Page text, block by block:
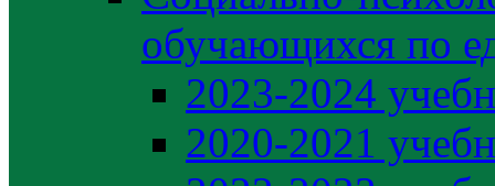
обучающихся по
2023-2024
2020-2021